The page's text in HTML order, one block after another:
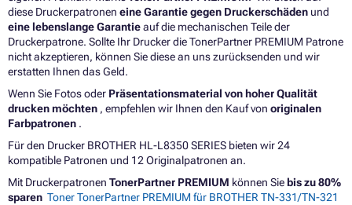
diese Druckerpatronen eine Garantie gegen Druckerschäden und
eine lebenslange Garantieauf die mechanischen Teile der
Druckerpatrone. Sollte Ihr Drucker die TonerPartner PREMIUM Patrone
nicht akzeptieren, können Sie diese an uns zurücksenden und wir
erstatten Ihnen das Geld.
Wenn Sie Fotos oder Präsentationsmaterial von hoher Qualität
drucken möchten , empfehlen wir Ihnen den Kauf von originalen
Farbpatronen .
Für den Drucker BROTHER HL-L8350 SERIES bieten wir 24
kompatible Patronen und 12 Originalpatronen an.
Mit Druckerpatronen TonerPartner PREMIUM können Sie bis zu 80%
sparen Toner TonerPartner PREMIUM für BROTHER TN-331/TN-321